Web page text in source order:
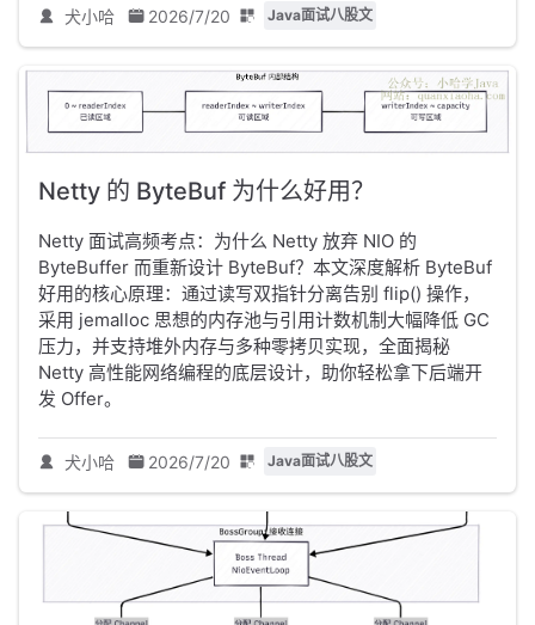
犬小哈 2026/7/20 Java面试八股文
Netty 的 ByteBuf 为什么好用？
Netty 面试高频考点：为什么 Netty 放弃 NIO 的
ByteBuffer 而重新设计 ByteBuf？本文深度解析 ByteBuf
好用的核心原理：通过读写双指针分离告别 flip() 操作，
采用 jemalloc 思想的内存池与引用计数机制大幅降低 GC
压力，并支持堆外内存与多种零拷贝实现，全面揭秘
Netty 高性能网络编程的底层设计，助你轻松拿下后端开
发 Offer。
犬小哈 2026/7/20 Java面试八股文